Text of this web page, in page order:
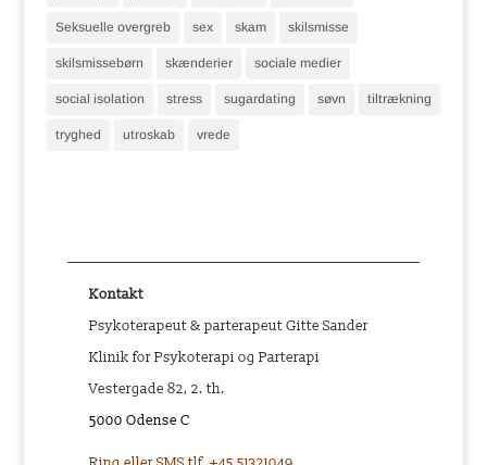
Seksuelle overgreb sex skam skilsmisse
skilsmissebørn skænderier sociale medier
social isolation stress sugardating søvn tiltrækning
tryghed utroskab vrede
Kontakt
Psykoterapeut & parterapeut Gitte Sander
Klinik for Psykoterapi og Parterapi
Vestergade 82, 2. th.
5000 Odense C